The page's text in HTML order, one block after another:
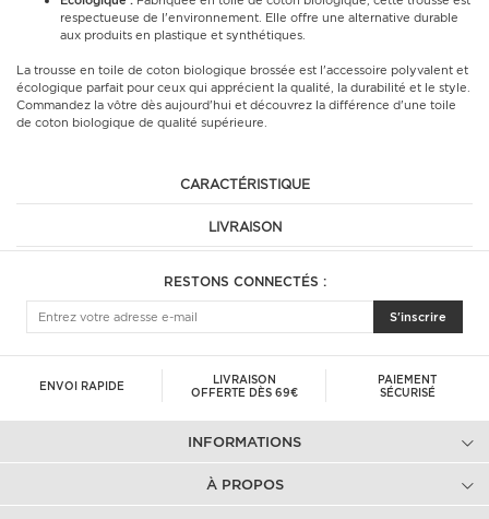
respectueuse de l'environnement. Elle offre une alternative durable
aux produits en plastique et synthétiques.
La trousse en toile de coton biologique brossée est l'accessoire polyvalent et
écologique parfait pour ceux qui apprécient la qualité, la durabilité et le style.
Commandez la vôtre dès aujourd'hui et découvrez la différence d'une toile
de coton biologique de qualité supérieure.
CARACTÉRISTIQUE
LIVRAISON
RESTONS CONNECTÉS :
S'inscrire
ENVOI RAPIDE
LIVRAISON
OFFERTE DÈS 69€
PAIEMENT
SÉCURISÉ
INFORMATIONS
À PROPOS